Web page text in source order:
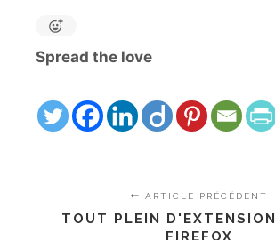
Spread the love
ARTICLE PRÉCÉDENT
TOUT PLEIN
FIREFOX